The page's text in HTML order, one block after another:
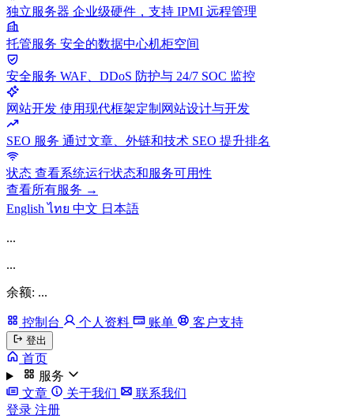
独立服务器 企业级硬件，支持 IPMI 远程管理
托管服务 安全的数据中心机柜空间
安全服务 WAF、DDoS 防护与 24/7 SOC 监控
网站开发 使用现代框架定制网站设计与开发
SEO 服务 通过文章、外链和技术 SEO 提升排名
状态 查看系统运行状态和服务可用性
查看所有服务 →
Englishไทย 中文 日本語
...
...
余额: ...
控制台 个人资料 账单 客户支持
登出
首页
服务
文章
关于我们
联系我们
登录 注册